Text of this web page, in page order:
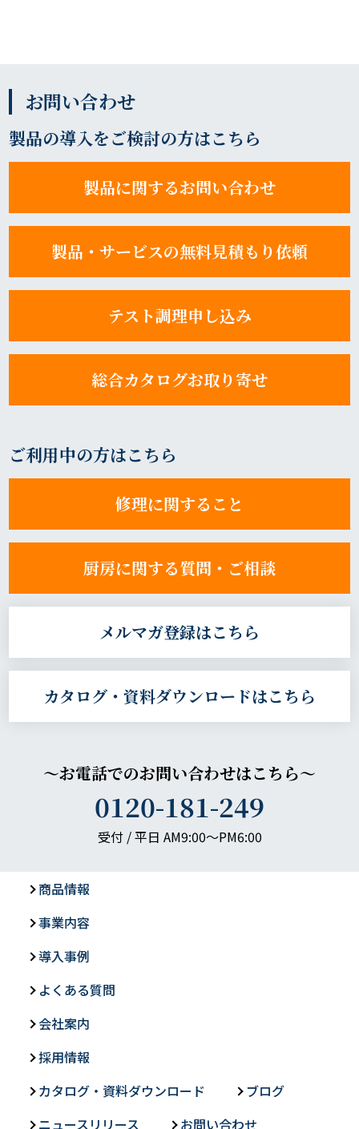
お問い合わせ
製品の導入をご検討の方はこちら
製品に関するお問い合わせ
製品・サービスの無料見積もり依頼
テスト調理申し込み
総合カタログお取り寄せ
ご利用中の方はこちら
修理に関すること
厨房に関する質問・ご相談
メルマガ登録はこちら
カタログ・資料ダウンロードはこちら
～お電話でのお問い合わせはこちら～
0120-181-249
受付 / 平日 AM9:00〜PM6:00
商品情報
事業内容
導入事例
よくある質問
会社案内
採用情報
カタログ・資料ダウンロード
ブログ
ニュースリリース
お問い合わせ